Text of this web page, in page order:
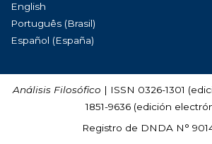
English
Português (Brasil)
Español (España)
Análisis Filosófico | ISSN 0326-1301
1851-9636 (edición
Registro de DNDA N°